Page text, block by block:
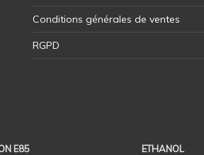
Conditions générales de ventes
RGPD
E85 ETHANOL